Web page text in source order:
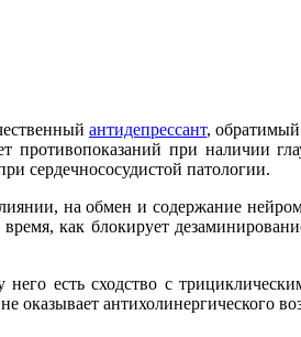
антидепрессант,
при наличии
сердечнососудистой патологии.
на обмен и содержание
как блокирует
есть сходство с
оказывает антихолинергического